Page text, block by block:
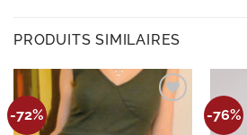
PRODUITS SIMILAIRES
-72%
Ajouter
à la
wishlist
-76%